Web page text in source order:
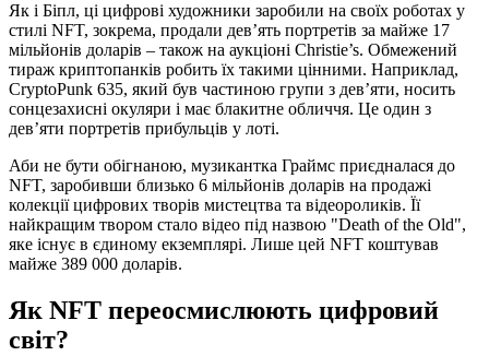
Як і Біпл, ці цифрові художники заробили на своїх роботах у
стилі NFT, зокрема, продали дев’ять портретів за майже 17
мільйонів доларів – також на аукціоні Christie’s. Обмежений
тираж криптопанків робить їх такими цінними. Наприклад,
CryptoPunk 635, який був частиною групи з дев’яти, носить
сонцезахисні окуляри і має блакитне обличчя. Це один з
дев’яти портретів прибульців у лоті.
Аби не бути обігнаною, музикантка Граймс приєдналася до
NFT, заробивши близько 6 мільйонів доларів на продажі
колекції цифрових творів мистецтва та відеороликів. Її
найкращим твором стало відео під назвою "Death of the Old",
яке існує в єдиному екземплярі. Лише цей NFT коштував
майже 389 000 доларів.
Як NFT переосмислюють цифровий
світ?